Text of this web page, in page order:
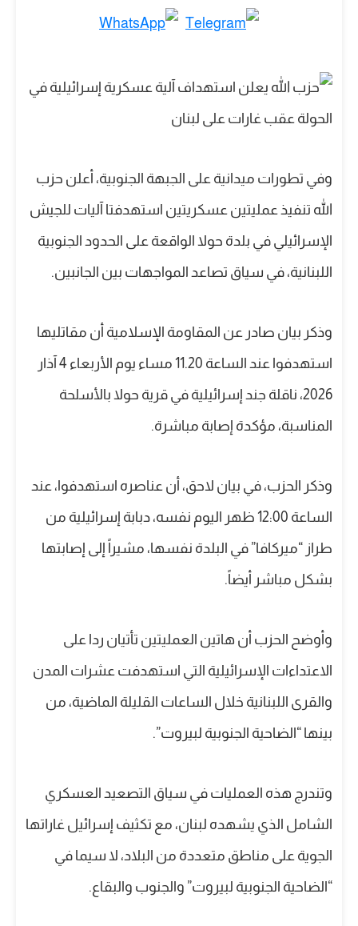
وفي تطورات ميدانية على الجبهة الجنوبية، أعلن حزب
الله تنفيذ عمليتين عسكريتين استهدفتا آليات للجيش
الإسرائيلي في بلدة حولا الواقعة على الحدود الجنوبية
اللبنانية، في سياق تصاعد المواجهات بين الجانبين.
وذكر بيان صادر عن المقاومة الإسلامية أن مقاتليها
استهدفوا عند الساعة 11.20 مساء يوم الأربعاء 4 آذار
2026، ناقلة جند إسرائيلية في قرية حولا بالأسلحة
المناسبة، مؤكدة إصابة مباشرة.
وذكر الحزب، في بيان لاحق، أن عناصره استهدفوا، عند
الساعة 12:00 ظهر اليوم نفسه، دبابة إسرائيلية من
طراز “ميركافا” في البلدة نفسها، مشيراً إلى إصابتها
بشكل مباشر أيضاً.
وأوضح الحزب أن هاتين العمليتين تأتيان ردا على
الاعتداءات الإسرائيلية التي استهدفت عشرات المدن
والقرى اللبنانية خلال الساعات القليلة الماضية، من
بينها “الضاحية الجنوبية لبيروت”.
وتندرج هذه العمليات في سياق التصعيد العسكري
الشامل الذي يشهده لبنان، مع تكثيف إسرائيل غاراتها
الجوية على مناطق متعددة من البلاد، لا سيما في
“الضاحية الجنوبية لبيروت” والجنوب والبقاع.